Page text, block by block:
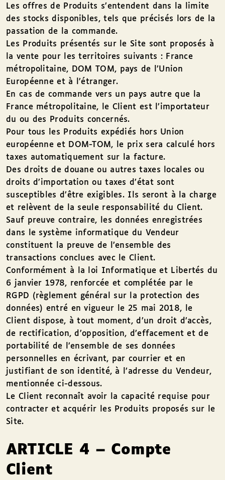
Les offres de Produits s’entendent dans la limite
des stocks disponibles, tels que précisés lors de la
passation de la commande.
Les Produits présentés sur le Site sont proposés à
la vente pour les territoires suivants : France
métropolitaine, DOM TOM, pays de l’Union
Européenne et à l’étranger.
En cas de commande vers un pays autre que la
France métropolitaine, le Client est l’importateur
du ou des Produits concernés.
Pour tous les Produits expédiés hors Union
européenne et DOM-TOM, le prix sera calculé hors
taxes automatiquement sur la facture.
Des droits de douane ou autres taxes locales ou
droits d’importation ou taxes d’état sont
susceptibles d’être exigibles. Ils seront à la charge
et relèvent de la seule responsabilité du Client.
Sauf preuve contraire, les données enregistrées
dans le système informatique du Vendeur
constituent la preuve de l’ensemble des
transactions conclues avec le Client.
Conformément à la loi Informatique et Libertés du
6 janvier 1978, renforcée et complétée par le
RGPD (règlement général sur la protection des
données) entré en vigueur le 25 mai 2018, le
Client dispose, à tout moment, d’un droit d’accès,
de rectification, d’opposition, d’effacement et de
portabilité de l’ensemble de ses données
personnelles en écrivant, par courrier et en
justifiant de son identité, à l’adresse du Vendeur,
mentionnée ci-dessous.
Le Client reconnaît avoir la capacité requise pour
contracter et acquérir les Produits proposés sur le
Site.
ARTICLE 4 – Compte
Client